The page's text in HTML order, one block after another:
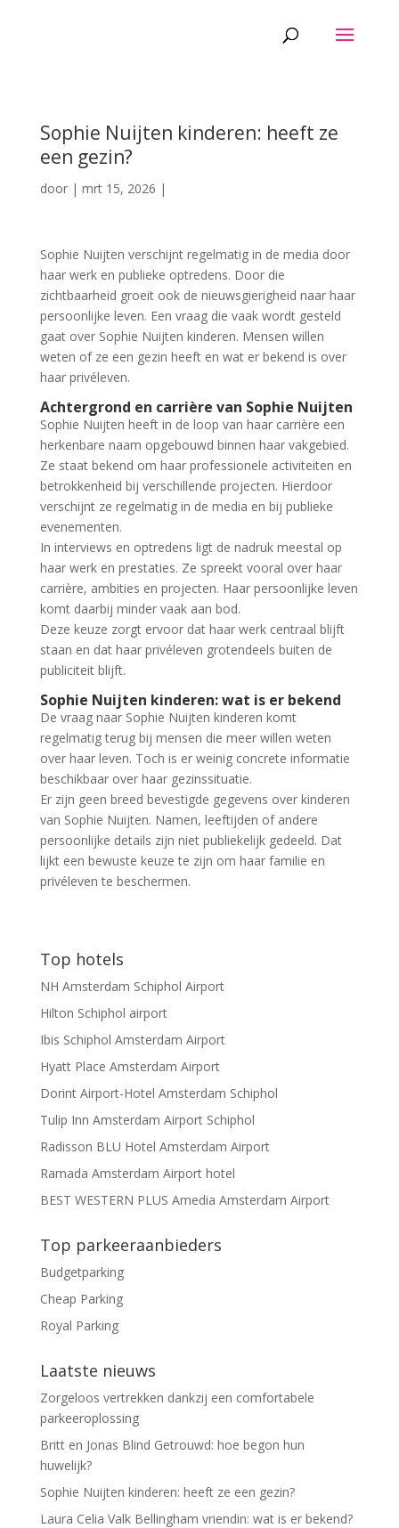
Sophie Nuijten kinderen: heeft ze
een gezin?
door | mrt 15, 2026 |
Sophie Nuijten verschijnt regelmatig in de media door
haar werk en publieke optredens. Door die
zichtbaarheid groeit ook de nieuwsgierigheid naar haar
persoonlijke leven. Een vraag die vaak wordt gesteld
gaat over Sophie Nuijten kinderen. Mensen willen
weten of ze een gezin heeft en wat er bekend is over
haar privéleven.
Achtergrond en carrière van Sophie Nuijten
Sophie Nuijten heeft in de loop van haar carrière een
herkenbare naam opgebouwd binnen haar vakgebied.
Ze staat bekend om haar professionele activiteiten en
betrokkenheid bij verschillende projecten. Hierdoor
verschijnt ze regelmatig in de media en bij publieke
evenementen.
In interviews en optredens ligt de nadruk meestal op
haar werk en prestaties. Ze spreekt vooral over haar
carrière, ambities en projecten. Haar persoonlijke leven
komt daarbij minder vaak aan bod.
Deze keuze zorgt ervoor dat haar werk centraal blijft
staan en dat haar privéleven grotendeels buiten de
publiciteit blijft.
Sophie Nuijten kinderen: wat is er bekend
De vraag naar Sophie Nuijten kinderen komt
regelmatig terug bij mensen die meer willen weten
over haar leven. Toch is er weinig concrete informatie
beschikbaar over haar gezinssituatie.
Er zijn geen breed bevestigde gegevens over kinderen
van Sophie Nuijten. Namen, leeftijden of andere
persoonlijke details zijn niet publiekelijk gedeeld. Dat
lijkt een bewuste keuze te zijn om haar familie en
privéleven te beschermen.
Top hotels
NH Amsterdam Schiphol Airport
Hilton Schiphol airport
Ibis Schiphol Amsterdam Airport
Hyatt Place Amsterdam Airport
Dorint Airport-Hotel Amsterdam Schiphol
Tulip Inn Amsterdam Airport Schiphol
Radisson BLU Hotel Amsterdam Airport
Ramada Amsterdam Airport hotel
BEST WESTERN PLUS Amedia Amsterdam Airport
Top parkeeraanbieders
Budgetparking
Cheap Parking
Royal Parking
Laatste nieuws
Zorgeloos vertrekken dankzij een comfortabele
parkeeroplossing
Britt en Jonas Blind Getrouwd: hoe begon hun
huwelijk?
Sophie Nuijten kinderen: heeft ze een gezin?
Laura Celia Valk Bellingham vriendin: wat is er bekend?